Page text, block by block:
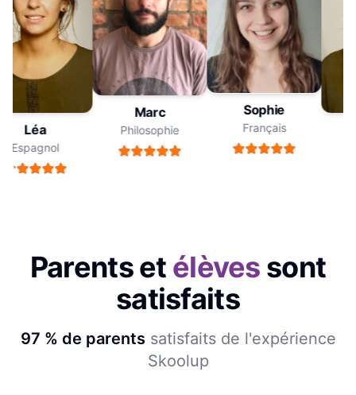
Léa
Espagnol
Marc
Philosophie
Sophie
Français
Parents et élèves sont
satisfaits
97 % de parentssatisfaits de l'expérience
Skoolup